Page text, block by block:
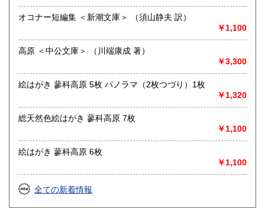
◇近隣であれば書籍の買取をしています。少数であれば店へ
の持ち込み、あるいは量が多い場合はまずは電話などで相談
買取が出来る本とそうでない本があります、メール・電話等
取り扱い分野
哲学宗教、歴史、社会科学、美術工芸、外国文学、趣味、サ
ブカルチャー、古書一般（その他）
オコナー短編集 ＜新潮文庫＞ （須山静夫 訳）
￥1,100
高原 ＜中公文庫＞ （川端康成 著）
￥3,300
絵はがき 蓼科高原 5枚 パノラマ（2枚つづり）1枚
￥1,320
総天然色絵はがき 蓼科高原 7枚
￥1,100
絵はがき 蓼科高原 6枚
￥1,100
全ての新着情報